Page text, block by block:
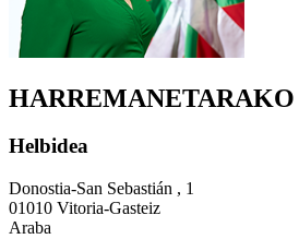
Helbidea
Donostia-San Sebastián , 1
01010 Vitoria-Gasteiz
Araba